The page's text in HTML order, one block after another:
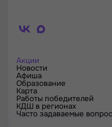
Акции
Новости
Афиша
Образование
Карта
Работы победителей
КДШ в регионах
Часто задаваемые
Проверка сертификата